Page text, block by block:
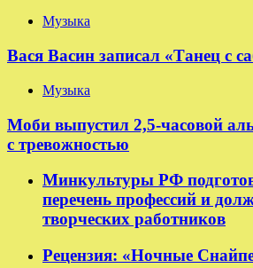
Музыка
Вася Васин записал «Танец с
Музыка
Моби выпустил 2,5-часовой
с тревожностью
Минкультуры РФ
перечень профессий и
творческих работников
Рецензия: «Ночные